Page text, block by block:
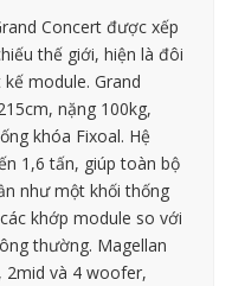
Concert được xếp
thế giới, hiện là đôi
module. Grand
nặng 100kg,
khóa Fixoal. Hệ
1,6 tấn, giúp toàn bộ
như một khối thống
khớp module so với
thường. Magellan
2mid và 4 woofer,